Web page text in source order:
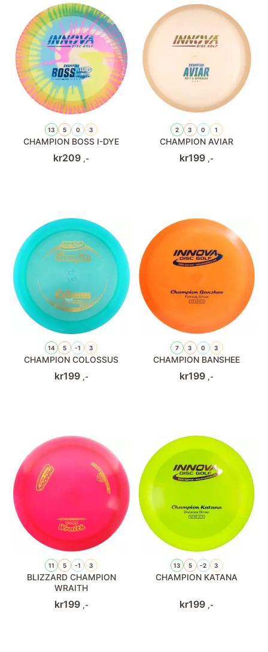
13 5 0 3
CHAMPION BOSS I-DYE
kr209 ,-
2 3 0 1
CHAMPION AVIAR
kr199 ,-
14 5 -1 3
CHAMPION COLOSSUS
kr199 ,-
7 3 0 3
CHAMPION BANSHEE
kr199 ,-
11 5 -1 3
BLIZZARD CHAMPION
WRAITH
kr199 ,-
13 5 -2 3
CHAMPION KATANA
kr199 ,-